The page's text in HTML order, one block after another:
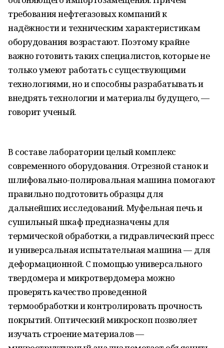
требования нефтегазовых компаний к
надёжности и техническим характеристикам
оборудования возрастают. Поэтому крайне
важно готовить таких специалистов, которые не
только умеют работать с существующими
технологиями, но и способны разрабатывать и
внедрять технологии и материалы будущего, —
говорит ученый.
В составе лаборатории целый комплекс
современного оборудования. Отрезной станок и
шлифовально-полировальная машина помогают
правильно подготовить образцы для
дальнейших исследований. Муфельная печь и
сушильный шкаф предназначены для
термической обработки, а гидравлический пресс
и универсальная испытательная машина — для
деформационной. С помощью универсального
твердомера и микротвердомера можно
проверять качество проведенной
термообработки и контролировать прочность
покрытий. Оптический микроскоп позволяет
изучать строение материалов —